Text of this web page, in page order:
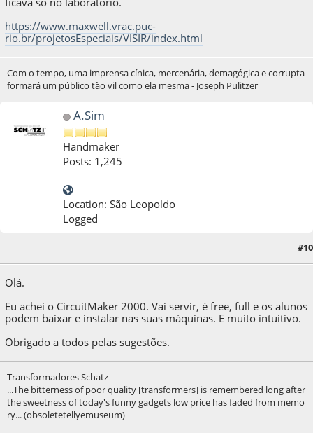
https://www.maxwell.vrac.puc-
rio.br/projetosEspeciais/VISIR/index.html
Com o tempo, uma imprensa cínica, mercenária, demagógica e corrupta
formará um público tão vil como ela mesma - Joseph Pulitzer
A.Sim
Handmaker
Posts: 1,245
Location: São Leopoldo
Logged
: 23 de August de 2020, as 22:32:54 by#10
Olá.
Eu achei o CircuitMaker 2000. Vai servir, é free, full e os alunos
podem baixar e instalar nas suas máquinas. E muito intuitivo.
Obrigado a todos pelas sugestões.
Transformadores Schatz
...The bitterness of poor quality [transformers] is remembered long after
the sweetness of today's funny gadgets low price has faded from memo
ry... (obsoletetellyemuseum)